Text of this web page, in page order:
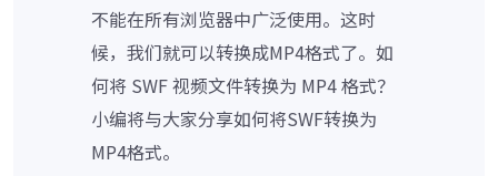
不能在所有浏览器中广泛使用。这时
候，我们就可以转换成MP4格式了。如
何将 SWF 视频文件转换为 MP4 格式？
小编将与大家分享如何将SWF转换为
MP4格式。